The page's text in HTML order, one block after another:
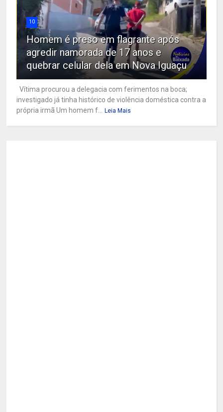
10
Homem é preso em flagrante após
agredir namorada de 17 anos e
quebrar celular dela em Nova Iguaçu
Vítima procurou a delegacia com ferimentos na boca;
investigado já tinha histórico de violência doméstica contra a
própria irmã Um homem f... Leia Mais